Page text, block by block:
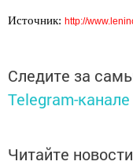
Источник: http://
Следите за
Telegram-канале
Читайте